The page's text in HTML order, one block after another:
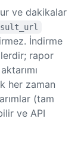
ve dakikalar
İndirme
rapor
her zaman
(tam
ve API